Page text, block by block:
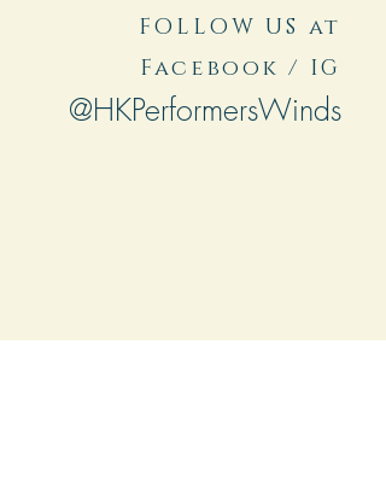
FOLLOW US at
Facebook / IG
@HKPerformersWinds